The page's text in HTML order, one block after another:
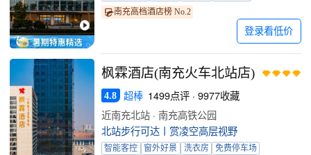
南充高档酒店榜 No.2
登录看低价
枫霖酒店(南充火车北站店)
4.8 超棒 1499点评 · 9977收藏
近南充北站 · 南充高铁公园
北站步行可达丨赏凌空高层视野
智能客控 窗外好景 洗衣房
免费停车场